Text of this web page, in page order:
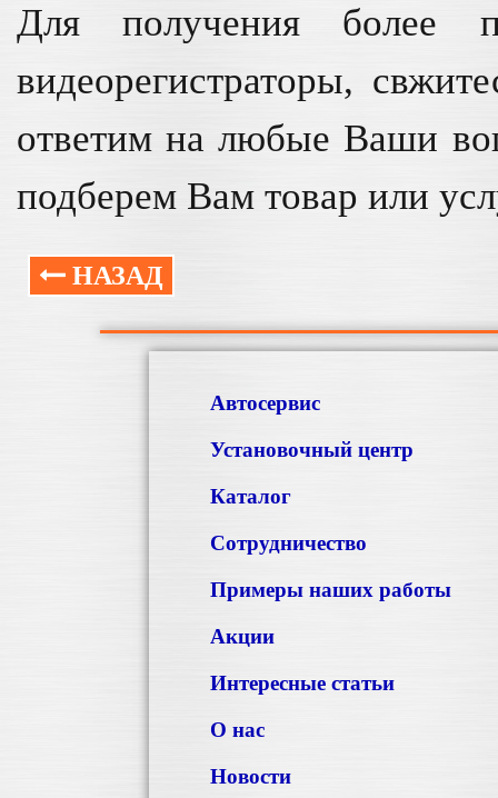
Для получения более
видеорегистраторы,
ответим на любые Ваши
подберем Вам товар или
НАЗАД
Автосервис
Установочный центр
Каталог
Сотрудничество
Примеры наших работы
Акции
Интересные статьи
О нас
Новости